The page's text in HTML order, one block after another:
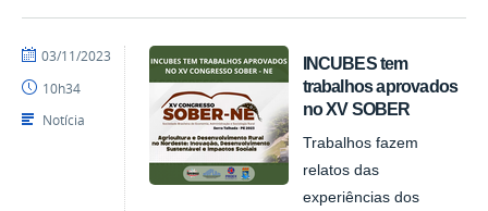
INCUBES tem
trabalhos aprovados
no XV SOBER
Trabalhos fazem
relatos das
experiências dos
por
publicado
03/11/2023
10h34
Notícia